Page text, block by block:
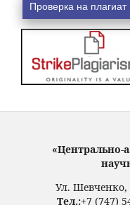
Проверка на плагиат
«Центрально-
Ул. Шевченко,
Тел.:+7 (747)